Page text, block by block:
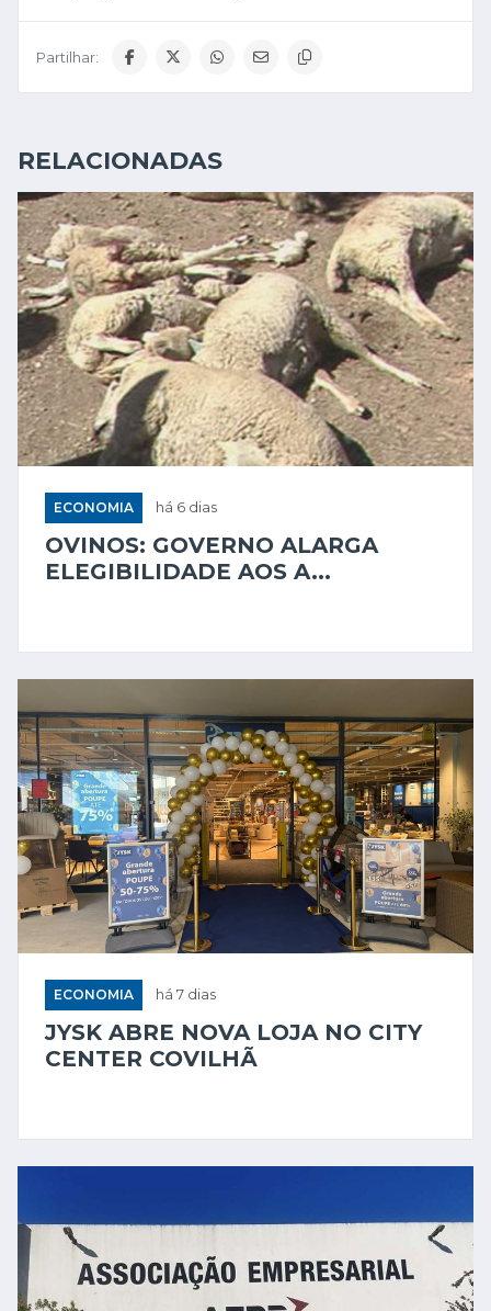
Partilhar:
RELACIONADAS
ECONOMIA há 6 dias
OVINOS: GOVERNO ALARGA
ELEGIBILIDADE AOS A...
ECONOMIA há 7 dias
JYSK ABRE NOVA LOJA NO CITY
CENTER COVILHÃ